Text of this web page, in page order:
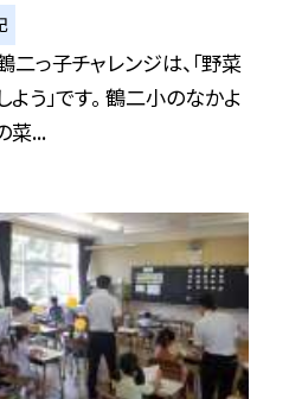
二っ子チャレンジは、「野菜
よう」です。 鶴二小のなかよ
菜...